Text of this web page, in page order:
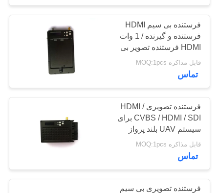
COFDM ماژول
فرستنده کوچک
COFDM
19
فرستنده بی سیم HDMI
فرستنده و گیرنده / 1 وات
HDMI فرستنده تصویر بی
سیم
قابل مذاکره MOQ:1pcs
تماس
فرستنده تصویری HDMI /
CVBS / HDMI / SDI برای
سیستم UAV بلند پرواز
قابل مذاکره MOQ:1pcs
تماس
فرستنده تصویری بی سیم